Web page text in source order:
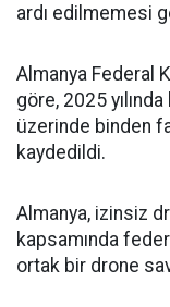
ardı edilmemesi
Almanya Federal
göre, 2025
üzerinde binden
kaydedildi.
Almanya, izinsiz
kapsamında
ortak bir drone